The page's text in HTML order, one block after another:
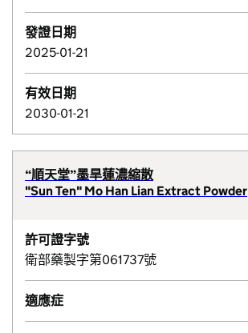
發證日期
2025-01-21
有效日期
2030-01-21
“順天堂”墨旱蓮濃縮散
"Sun Ten" Mo Han Lian Extract Powder
許可證字號
衛部藥製字第061737號
適應症